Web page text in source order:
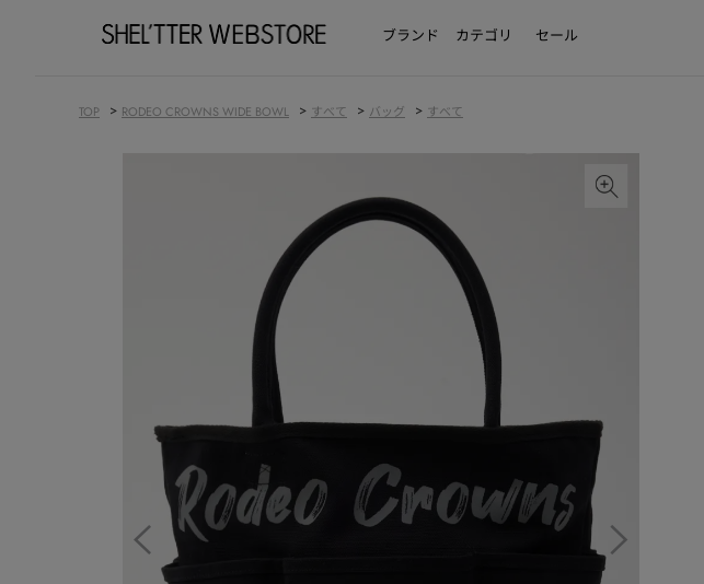
ブランド カテゴリ セール
TOP > RODEO CROWNS WIDE BOWL > すべて > バッグ > すべて